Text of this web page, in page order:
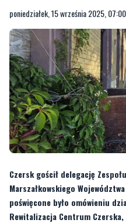
poniedziałek, 15 września 2025, 07:00
Czersk gościł delegację
Marszałkowskiego
poświęcone było omówieniu
Rewitalizacja Centrum